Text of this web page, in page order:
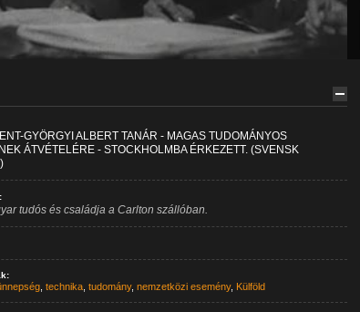
GYÖRGYI ALBERT TANÁR - MAGAS TUDOMÁNYOS
ÁTVÉTELÉRE - STOCKHOLMBA ÉRKEZETT. (SVENSK
tudós és családja a Carlton szállóban.
, technika, tudomány, nemzetközi esemény, Külföld